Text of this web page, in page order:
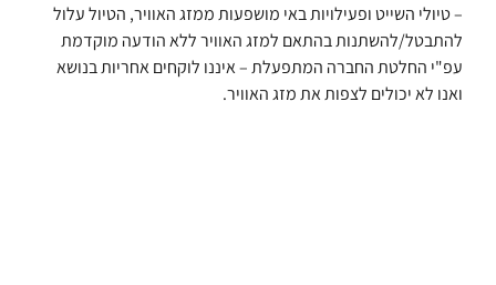
– טיולי השייט ופעילויות באי מושפעות ממזג האוויר, הטיול עלול
להתבטל/להשתנות בהתאם למזג האוויר ללא הודעה מוקדמת
עפ"י החלטת החברה המתפעלת – איננו לוקחים אחריות בנושא
ואנו לא יכולים לצפות את מזג האוויר.